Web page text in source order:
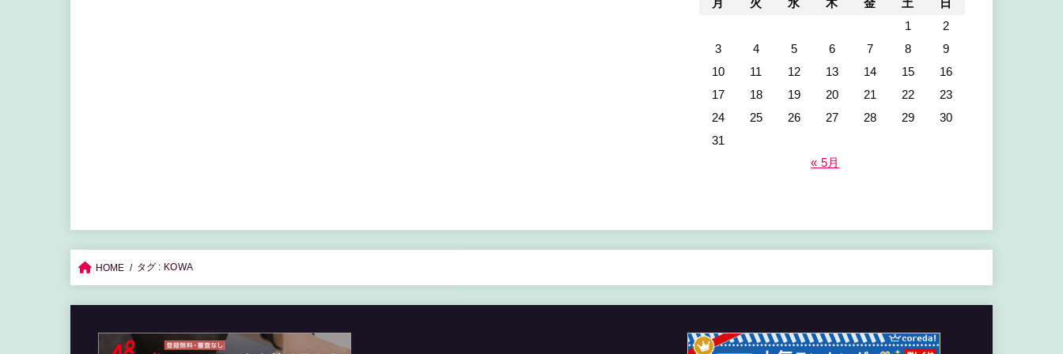
月 火 水 木 金 土
日
1
2
3
4 5 6 7 8
9
10
11 12 13 14 15
16
17
18 19 20 21 22
23
24
25 26 27 28 29
30
31
« 5月
HOME タグ : KOWA